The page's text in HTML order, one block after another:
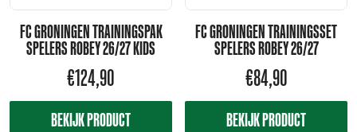
FC GRONINGEN TRAININGSPAK
SPELERS ROBEY 26/27 KIDS
€124,90
BEKIJK PRODUCT
FC GRONINGEN TRAININGSSET
SPELERS ROBEY 26/27
€84,90
BEKIJK PRODUCT